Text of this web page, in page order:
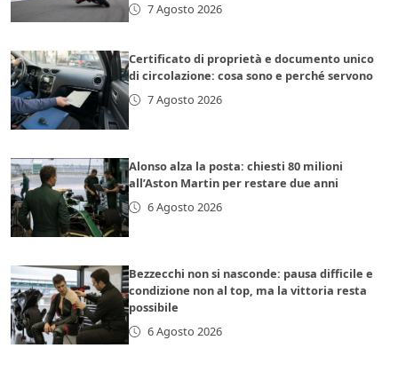
7 Agosto 2026
Certificato di proprietà e documento unico
di circolazione: cosa sono e perché servono
7 Agosto 2026
Alonso alza la posta: chiesti 80 milioni
all’Aston Martin per restare due anni
6 Agosto 2026
Bezzecchi non si nasconde: pausa difficile e
condizione non al top, ma la vittoria resta
possibile
6 Agosto 2026